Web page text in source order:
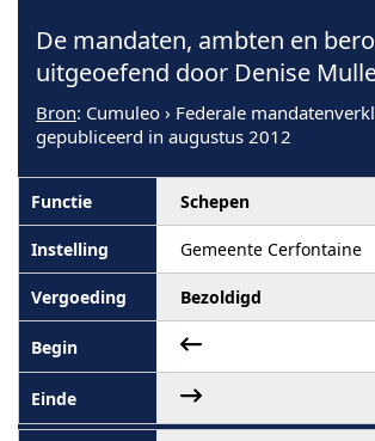
De mandaten, ambten en
uitgeoefend door Denise
Bron: Cumuleo › Federale
gepubliceerd in augustus 2012
Schepen
Gemeente Cerfontaine
Bezoldigd